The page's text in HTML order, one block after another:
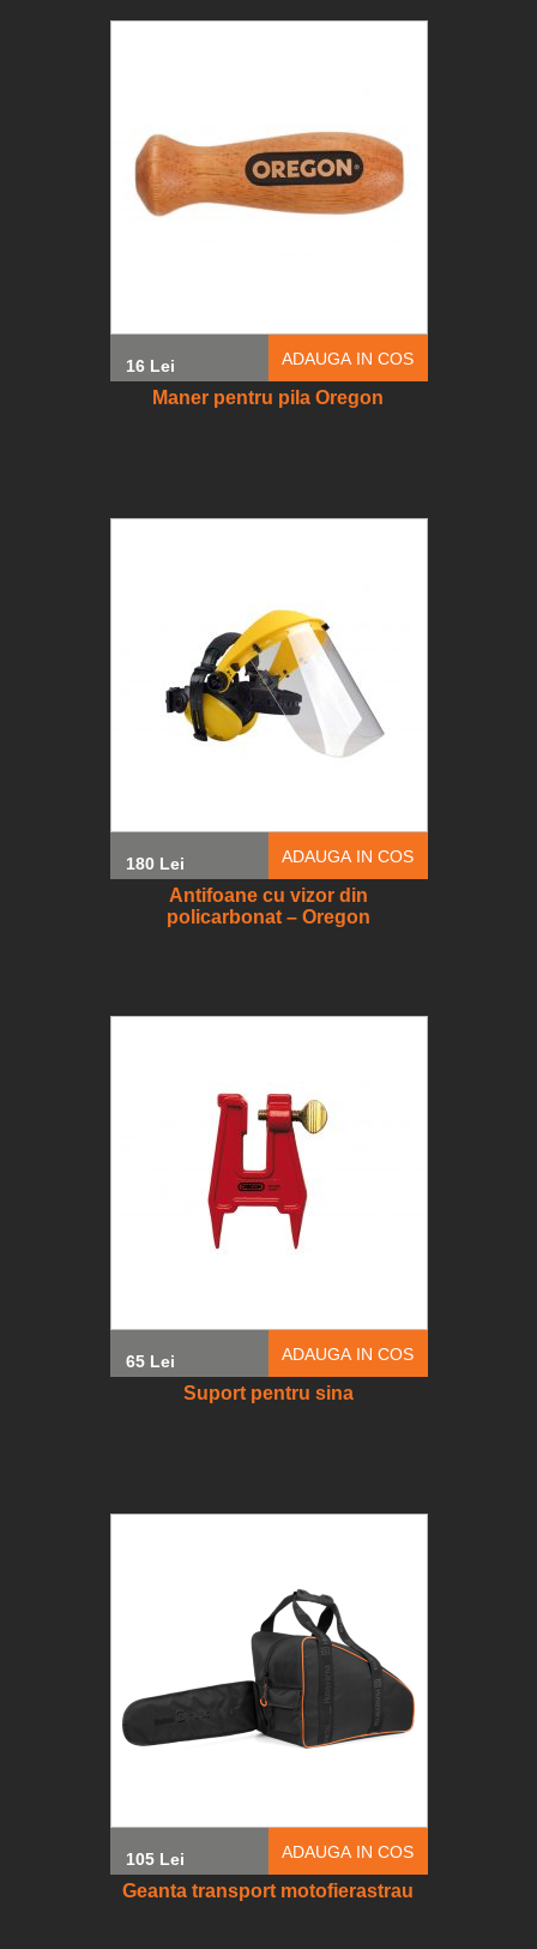
16 Lei ADAUGA IN COS
Maner pentru pila Oregon
180 Lei ADAUGA IN COS
Antifoane cu vizor din
policarbonat – Oregon
65 Lei ADAUGA IN COS
Suport pentru sina
105 Lei ADAUGA IN COS
Geanta transport motofierastrau